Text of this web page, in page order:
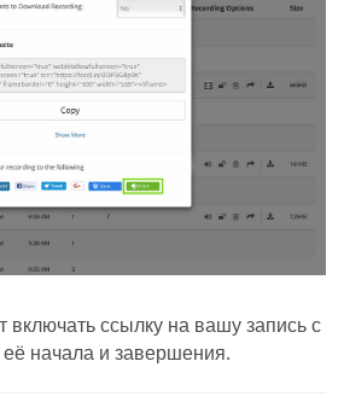
включать ссылку на вашу запись с
начала и завершения.